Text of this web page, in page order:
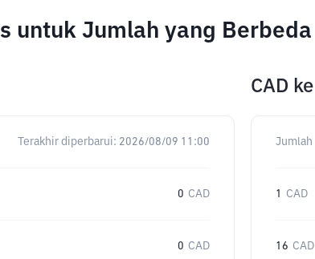
untuk Jumlah yang Berbeda
Terakhir diperbarui: 2026/08/09 11:00
0 CAD
0 CAD
CAD ke
Jumlah
1 CAD
16 CAD